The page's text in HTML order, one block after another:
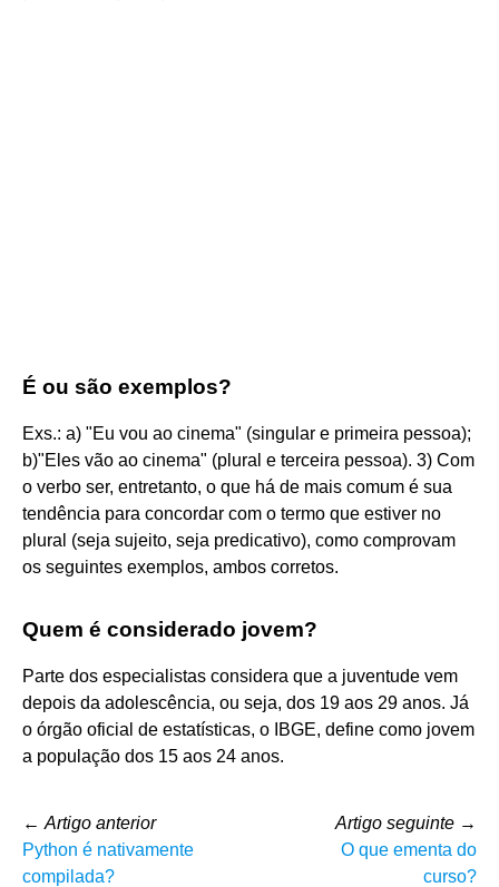
É ou são exemplos?
Exs.: a) "Eu vou ao cinema" (singular e primeira pessoa);
b)"Eles vão ao cinema" (plural e terceira pessoa). 3) Com
o verbo ser, entretanto, o que há de mais comum é sua
tendência para concordar com o termo que estiver no
plural (seja sujeito, seja predicativo), como comprovam
os seguintes exemplos, ambos corretos.
Quem é considerado jovem?
Parte dos especialistas considera que a juventude vem
depois da adolescência, ou seja, dos 19 aos 29 anos. Já
o órgão oficial de estatísticas, o IBGE, define como jovem
a população dos 15 aos 24 anos.
← Artigo anterior
Python é nativamente
compilada?
Artigo seguinte →
O que ementa do
curso?